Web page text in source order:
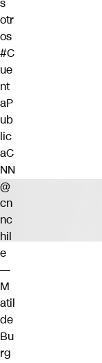
otr
os
#C
ue
nt
aP
ub
lic
aC
NN
@
cn
nc
hil
e
—
M
atil
de
Bu
rg